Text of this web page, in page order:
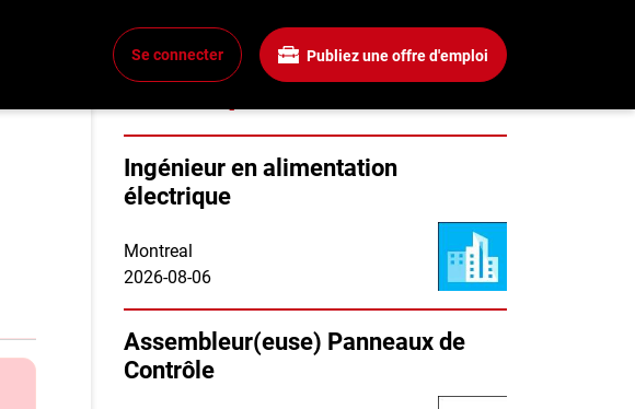
Se connecter Publiez une offre d'emploi
Emplois similaires
Ingénieur en alimentation
électrique
Montreal
2026-08-06
Assembleur(euse) Panneaux de
Contrôle